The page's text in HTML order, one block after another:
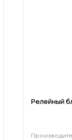
Релейный